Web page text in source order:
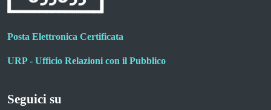
Posta Elettronica Certificata
URP - Ufficio Relazioni con il Pubblico
Seguici su